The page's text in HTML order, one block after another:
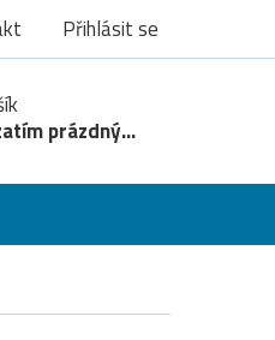
Přihlásit se
prázdný...